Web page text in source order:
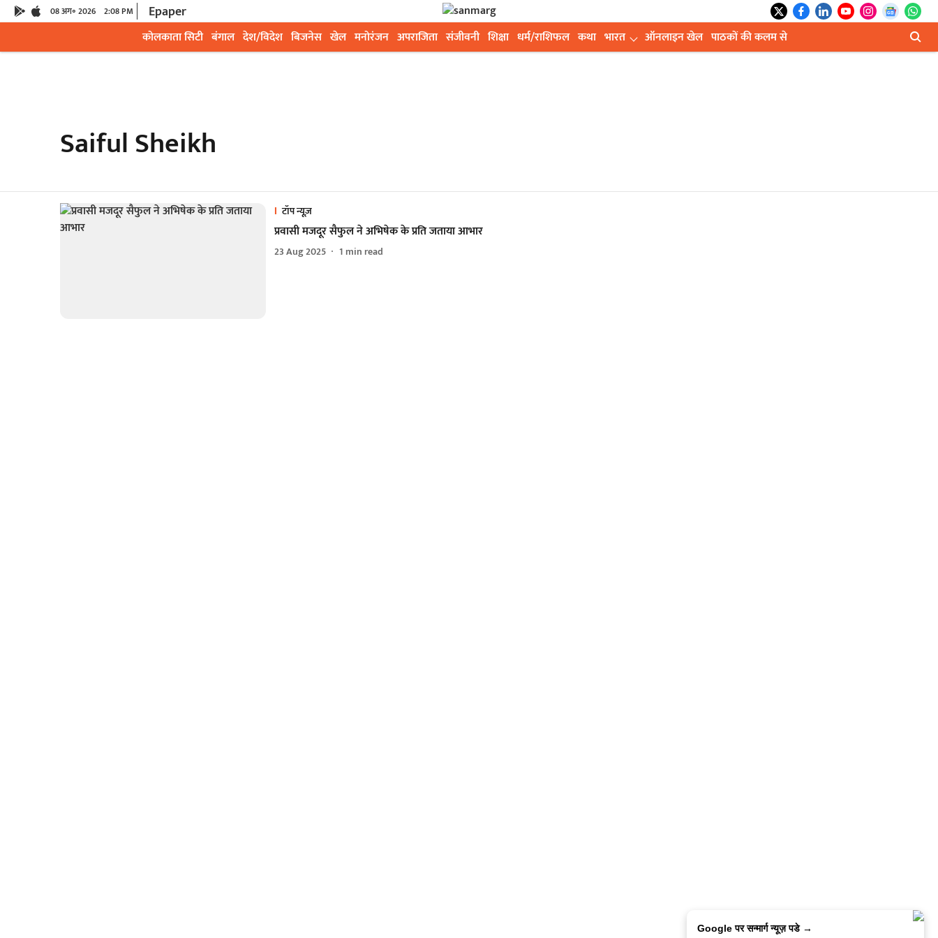
08 अग॰ 2026 2:08 PM Epaper
कोलकाता सिटी बंगाल देश/विदेश बिजनेस खेल मनोरंजन अपराजिता संजीवनी शिक्षा धर्म/राशिफल कथा भारत ऑनलाइन खेल पाठकों की कलम से
Saiful Sheikh
टॉप न्यूज़
प्रवासी मजदूर सैफुल ने अभिषेक के प्रति जताया आभार
23 Aug 2025 1 min read
Google पर सन्मार्ग न्यूज़ पडे →